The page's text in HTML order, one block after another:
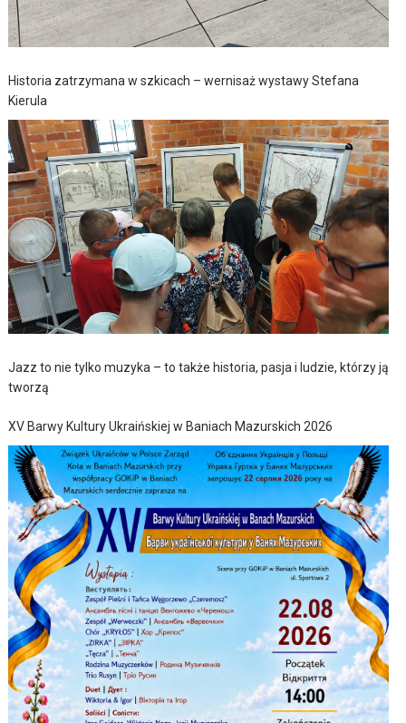
Historia zatrzymana w szkicach – wernisaż wystawy Stefana
Kierula
Jazz to nie tylko muzyka – to także historia, pasja i ludzie, którzy ją
tworzą
XV Barwy Kultury Ukraińskiej w Baniach Mazurskich 2026